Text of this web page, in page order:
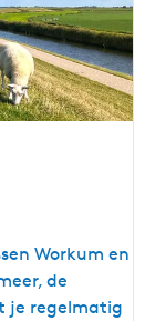
Workum en
de
je regelmatig